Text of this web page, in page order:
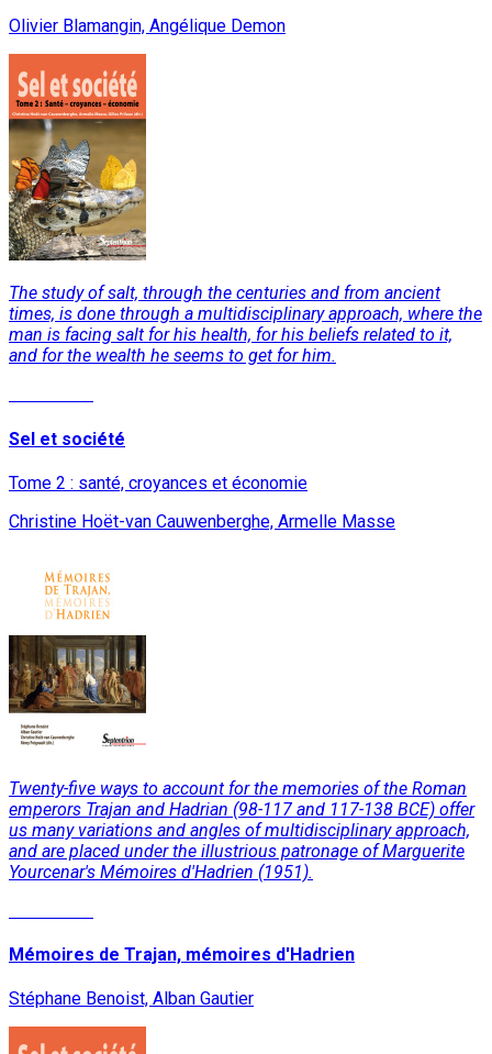
Olivier Blamangin, Angélique Demon
The study of salt, through the centuries and from ancient
times, is done through a multidisciplinary approach, where the
man is facing salt for his health, for his beliefs related to it,
and for the wealth he seems to get for him.
Sel et société
Tome 2 : santé, croyances et économie
Christine Hoët-van Cauwenberghe, Armelle Masse
Twenty-five ways to account for the memories of the Roman
emperors Trajan and Hadrian (98-117 and 117-138 BCE) offer
us many variations and angles of multidisciplinary approach,
and are placed under the illustrious patronage of Marguerite
Yourcenar's Mémoires d'Hadrien (1951).
Mémoires de Trajan, mémoires d'Hadrien
Stéphane Benoist, Alban Gautier